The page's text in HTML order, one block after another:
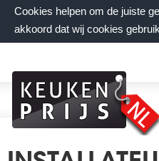
Cookies helpen om de juiste
akkoord dat wij cookies